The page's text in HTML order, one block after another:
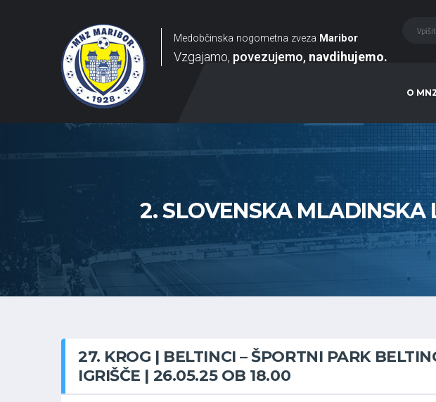
Medobčinska nogometna zveza Maribor
Vzgajamo povezujemo navdihujemo
O
2. SLOVENSKA
27. KROG | BELTINCI – ŠPORTNI PARK
IGRIŠČE | 26.05.25 OB 18.00